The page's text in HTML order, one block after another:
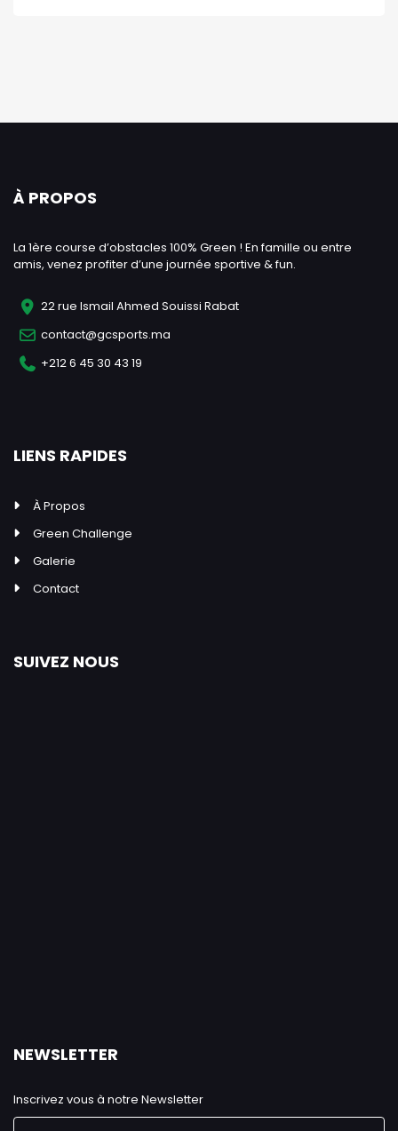
À PROPOS
La 1ère course d’obstacles 100% Green ! En famille ou entre
amis, venez profiter d’une journée sportive & fun.
22 rue Ismail Ahmed Souissi Rabat
contact@gcsports.ma
+212 6 45 30 43 19
LIENS RAPIDES
À Propos
Green Challenge
Galerie
Contact
SUIVEZ NOUS
NEWSLETTER
Inscrivez vous à notre Newsletter